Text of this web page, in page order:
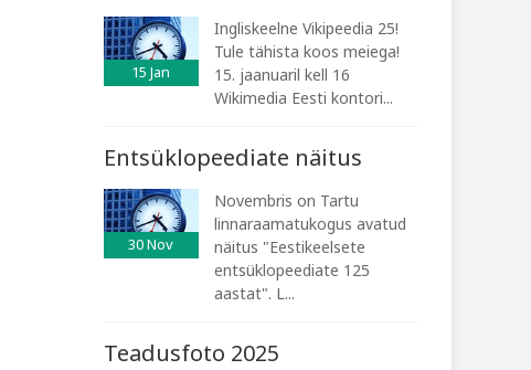
15 Jan
Ingliskeelne Vikipeedia 25!
Tule tähista koos meiega!
15. jaanuaril kell 16
Wikimedia Eesti kontori...
Entsüklopeediate näitus
30Nov
Novembris on Tartu
linnaraamatukogus avatud
näitus "Eestikeelsete
entsüklopeediate 125
aastat". L...
Teadusfoto 2025